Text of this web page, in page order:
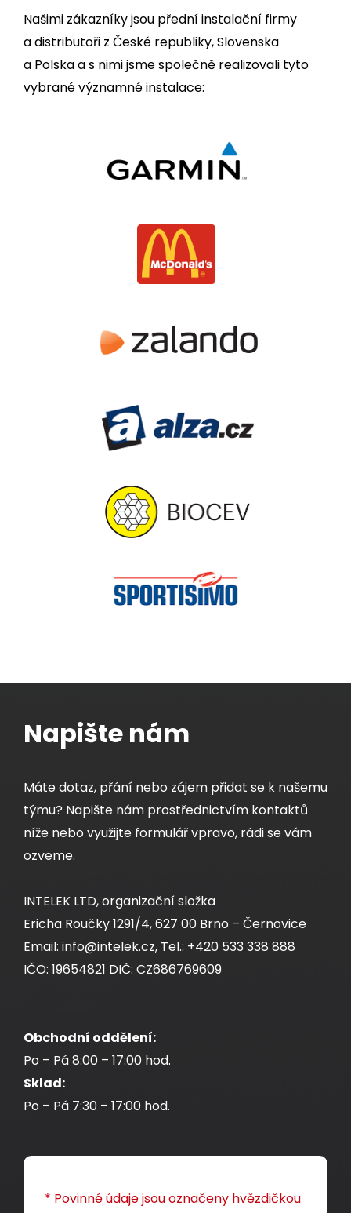
Našimi zákazníky jsou přední instalační firmy
a distributoři z České republiky, Slovenska
a Polska a s nimi jsme společně realizovali tyto
vybrané významné instalace:
Napište nám
Máte dotaz, přání nebo zájem přidat se k našemu
týmu? Napište nám prostřednictvím kontaktů
níže nebo využijte formulář vpravo, rádi se vám
ozveme.
INTELEK LTD, organizační složka
Ericha Roučky 1291/4, 627 00 Brno – Černovice
Email: info@intelek.cz, Tel.: +420 533 338 888
IČO: 19654821 DIČ: CZ686769609
Obchodní oddělení:
Po – Pá 8:00 – 17:00 hod.
Sklad:
Po – Pá 7:30 – 17:00 hod.
* Povinné údaje jsou označeny hvězdičkou